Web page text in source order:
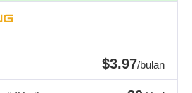
$3.97/bulan